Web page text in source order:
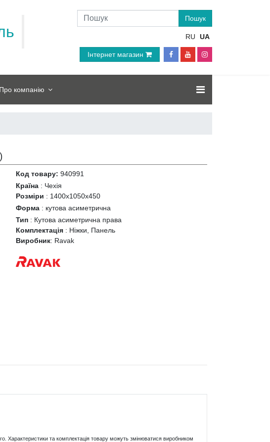
RU UA
Інтернет магазин
Про компанію
)
Код товару: 940991
Країна : Чехія
Розміри : 1400х1050х450
Форма : кутова асиметрична
Тип : Кутова асиметрична права
Комплектація : Ніжки, Панель
Виробник: Ravak
Характеристики та комплектація товару можуть змінюватися виробником